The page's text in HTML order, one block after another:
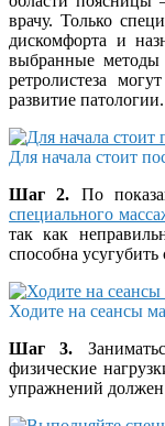
врачу. Только
дискомфорта и
выбранные
ретролистеза
развитие патологии.
Для начала стоит
Шаг 2. По
специального
так как
способна
Ходите на сеансы
Шаг 3.
физические
упражнений